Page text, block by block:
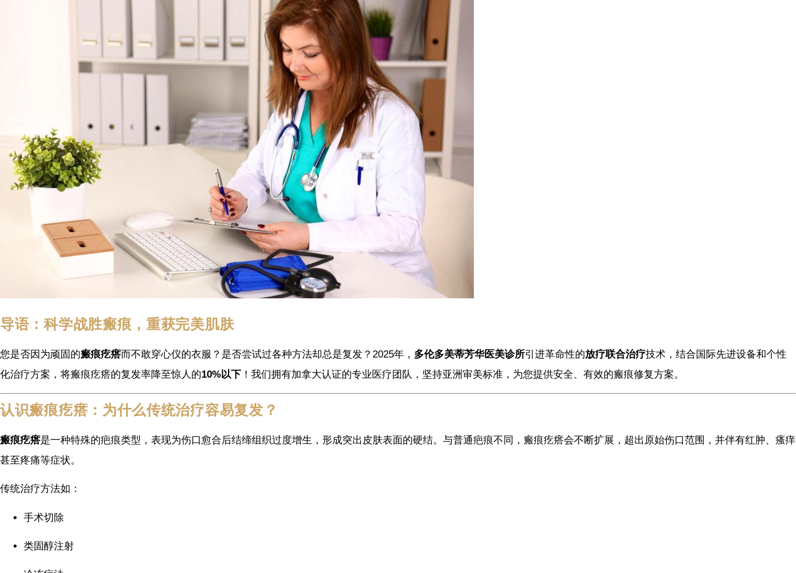
导语：科学战胜瘢痕，重获完美肌肤
您是否因为顽固的瘢痕疙瘩而不敢穿心仪的衣服？是否尝试过各种方法却总是复发？2025年， 多伦多美蒂芳华医美诊所引进革命性的放疗联合治疗技术，结合国际先进设备和个性
化治疗方案，将瘢痕疙瘩的复发率降至惊人的10%以下 ！我们拥有加拿大认证的专业医疗团队，坚持亚洲审美标准，为您提供安全、有效的瘢痕修复方案。
认识瘢痕疙瘩：为什么传统治疗容易复发？
瘢痕疙瘩是一种特殊的疤痕类型，表现为伤口愈合后结缔组织过度增生，形成突出皮肤表面的硬结。与普通疤痕不同，瘢痕疙瘩会不断扩展，超出原始伤口范围，并伴有红肿、瘙痒
甚至疼痛等症状。
传统治疗方法如：
手术切除
类固醇注射